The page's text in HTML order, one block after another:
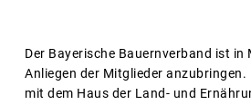
Der Bayerische Bauernverband ist
Anliegen der Mitglieder
mit dem Haus der Land- und